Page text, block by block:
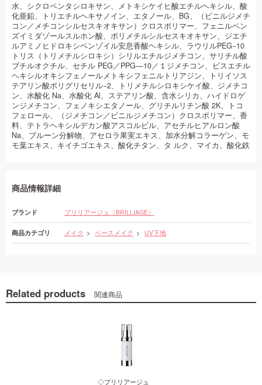
水、シクロペンタシロキサン、メトキシケイヒ酸エチルヘキシル、酸
化亜鉛、トリエチルヘキサノイン、エタノール、BG、（ビニルジメチ
コン／メチコンシルセスキオキサン）クロスポリマー、フェニルベン
ズイミダゾールスルホン酸、ポリメチルシルセスキオキサン、ジエチ
ルアミノヒドロキシベンゾイル安息香酸ヘキシル、ラウリルPEG−10
トリス（トリメチルシロキシ）シリルエチルジメチコン、サリチル酸
ブチルオクチル、セチル PEG／PPG—10／１ジメチコン、ビスエチル
ヘキシルオキシフェノールメトキシフェニルトリアジン、トリイソス
テアリン酸ポリグリセリル−2、トリメチルシロキシケイ酸、ジメチコ
ン、水酸化 Na、水酸化 Al、ステアリン酸、含水シリカ、ハイドロゲ
ンジメチコン、フェノキシエタノール、グリチルリチン酸 2K、トコ
フェロール、（ジメチコン／ビニルジメチコン）クロスポリマー、香
料、テトラヘキシルデカン酸アスコルビル、アセチルヒアルロン酸
Na、プルーン分解物、アセロラ果実エキス、加水分解コラーゲン、モ
モ葉エキス、キイチゴエキス、酸化チタン、タ ルク、マイカ、酸化鉄
商品情報詳細
ブランド ブリリアージュ（BRILLIAGE）
商品カテゴリ メイク ベースメイク UV下地
Related products 関連商品
◇ブリリアージュ